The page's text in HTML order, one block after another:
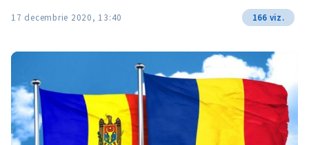
17 decembrie 2020, 13:40 166 viz.